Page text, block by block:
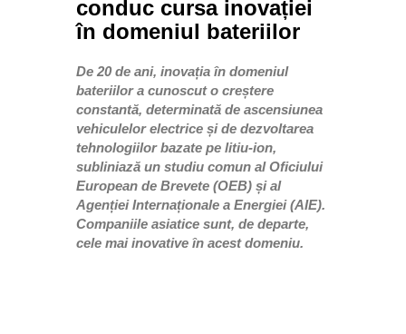
conduc cursa inovației
în domeniul bateriilor
De 20 de ani, inovația în domeniul
bateriilor a cunoscut o creștere
constantă, determinată de ascensiunea
vehiculelor electrice și de dezvoltarea
tehnologiilor bazate pe litiu-ion,
subliniază un studiu comun al Oficiului
European de Brevete (OEB) și al
Agenției Internaționale a Energiei (AIE).
Companiile asiatice sunt, de departe,
cele mai inovative în acest domeniu.